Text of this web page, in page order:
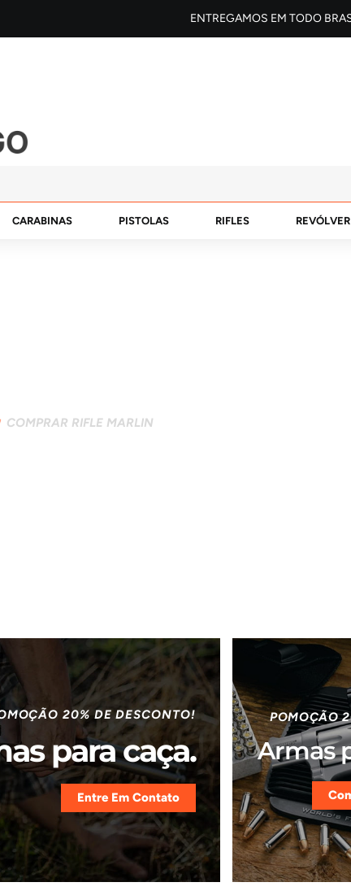
ENTREGAMOS EM TODO
CARABINAS PISTOLAS RIFLES REVÓLVER
COMPRAR RIFLE MARLIN
20% DE DESCONTO!
para caça.
Entre Em Contato
POMOÇÃO
Armas